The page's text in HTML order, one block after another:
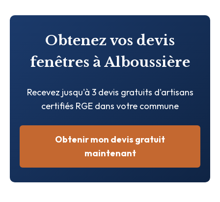
Obtenez vos devis
fenêtres à Alboussière
Recevez jusqu'à 3 devis gratuits d'artisans
certifiés RGE dans votre commune
Obtenir mon devis gratuit
maintenant